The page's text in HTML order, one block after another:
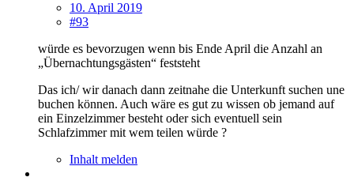
10. April 2019
#93
würde es bevorzugen wenn bis Ende April die Anzahl an
„Übernachtungsgästen“ feststeht
Das ich/ wir danach dann zeitnahe die Unterkunft suchen une
buchen können. Auch wäre es gut zu wissen ob jemand auf
ein Einzelzimmer besteht oder sich eventuell sein
Schlafzimmer mit wem teilen würde ?
Inhalt melden